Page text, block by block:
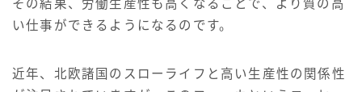
その結果、労働生産性も高くなることで、より質の高
い仕事ができるようになるのです。
近年、北欧諸国のスローライフと高い生産性の関係性